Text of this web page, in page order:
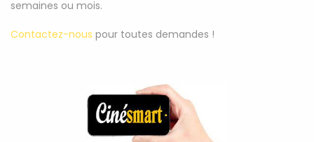
semaines ou mois.
Contactez-nous pour toutes demandes !